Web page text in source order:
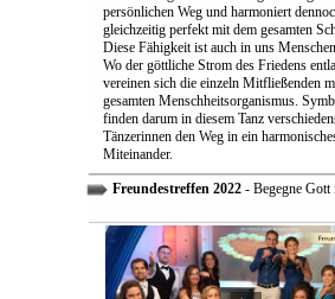
persönlichen Weg und harmoniert
gleichzeitig perfekt mit dem gesamten
Diese Fähigkeit ist auch in uns
Wo der göttliche Strom des Friedens
vereinen sich die einzeln Mitfließenden
gesamten Menschheitsorganismus.
finden darum in diesem Tanz
Tänzerinnen den Weg in ein
Miteinander.
Freundestreffen 2022- Begegne Gott